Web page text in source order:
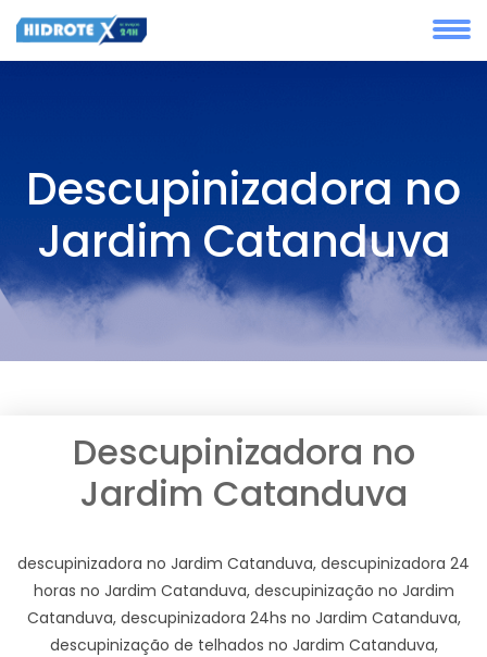
Descupinizadora no
Jardim Catanduva
Descupinizadora no
Jardim Catanduva
descupinizadora no Jardim Catanduva, descupinizadora 24
horas no Jardim Catanduva, descupinização no Jardim
Catanduva, descupinizadora 24hs no Jardim Catanduva,
descupinização de telhados no Jardim Catanduva,